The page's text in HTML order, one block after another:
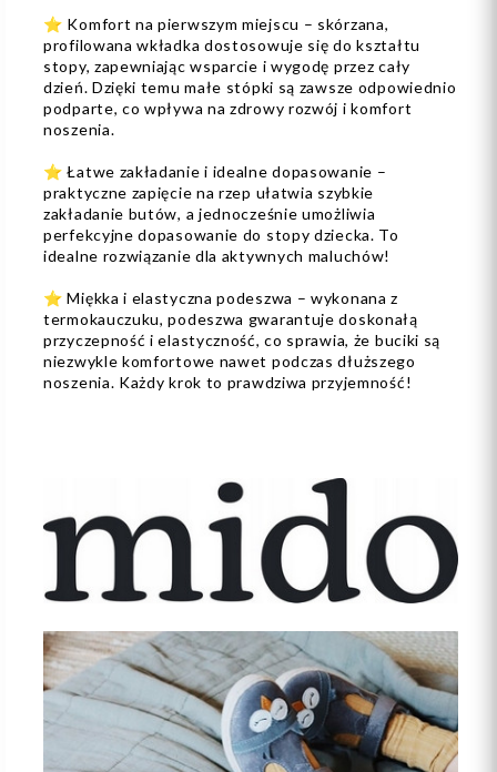
⭐️ Komfort na pierwszym miejscu – skórzana,
profilowana wkładka dostosowuje się do kształtu
stopy, zapewniając wsparcie i wygodę przez cały
dzień. Dzięki temu małe stópki są zawsze odpowiednio
podparte, co wpływa na zdrowy rozwój i komfort
noszenia.
⭐️ Łatwe zakładanie i idealne dopasowanie –
praktyczne zapięcie na rzep ułatwia szybkie
zakładanie butów, a jednocześnie umożliwia
perfekcyjne dopasowanie do stopy dziecka. To
idealne rozwiązanie dla aktywnych maluchów!
⭐️ Miękka i elastyczna podeszwa – wykonana z
termokauczuku, podeszwa gwarantuje doskonałą
przyczepność i elastyczność, co sprawia, że buciki są
niezwykle komfortowe nawet podczas dłuższego
noszenia. Każdy krok to prawdziwa przyjemność!